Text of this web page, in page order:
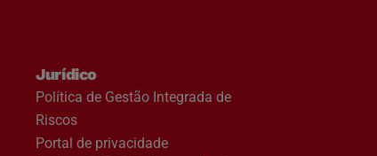
Jurídico
Política de Gestão Integrada de
Riscos
Portal de privacidade